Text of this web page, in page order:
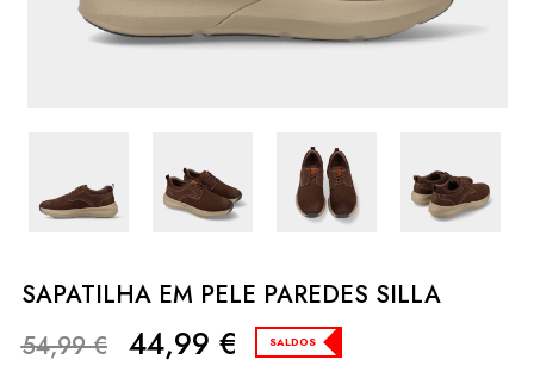
SAPATILHA EM PELE PAREDES SILLA
54,99€ 44,99 € SALDOS